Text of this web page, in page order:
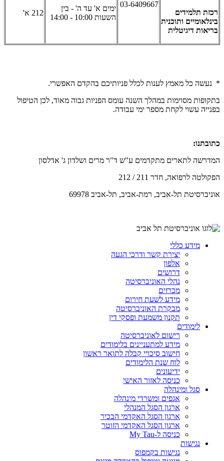
רכזת תלמידים
בינלאומיים ותוכנית
בריאות דיגיטלית
03-6409667 ימים א' עד ה' - בין
השעות 10:00 - 14:00
212 א'
* נעשה כל מאמץ לענות לכלל פניותיכם בהקדם האפשרי.
בתקופות מסוימות במהלך השנה עומס הפניות גבוה מאוד, לכן הטיפול
בפנייה עשוי לקחת מספר ימי עבודה.
כתובתנו:
המדרשה לתארים מתקדמים ע"ש ד"ר מרים ושלדון ג' אדלסון
הפקולטה לרפואה, חדר 211 / 212
אוניברסיטת תל-אביב, רמת-אביב, תל-אביב 69978
מידע כללי
יצירת קשר ודרכי הגעה
אלפון
דרושים
נהלי האוניברסיטה
מכרזים
מידע לשעת חירום
מבקרת האוניברסיטה
תקנון משמעת ופסקי דין
לימודים
רישום לאוניברסיטה
מידע למתעניינים בלימודים
חישוב סיכויי קבלה לתואר ראשון
לוח שנת הלימודים
ידיעונים
כניסה לאזור האישי
סגל ומינהלה
אגפים ומשרדי מינהלה
ארגון הסגל המנהלי
ארגון הסגל האקדמי הבכיר
ארגון הסגל האקדמי הזוטר
כניסה ל-My Tau
נגישות
נגישות בקמפוס